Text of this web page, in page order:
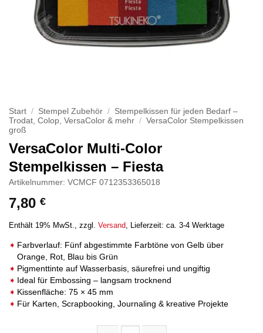
Start / Stempel Zubehör / Stempelkissen für jeden Bedarf –
Trodat, Colop, VersaColor & mehr / VersaColor Stempelkissen
groß
VersaColor Multi-Color
Stempelkissen – Fiesta
Artikelnummer: VCMCF 0712353365018
7,80 €
Enthält 19% MwSt. zzgl. Versand Lieferzeit: ca. 3-4 Werktage
Farbverlauf: Fünf abgestimmte Farbtöne von Gelb über
Orange, Rot, Blau bis Grün
Pigmenttinte auf Wasserbasis, säurefrei und ungiftig
Ideal für Embossing – langsam trocknend
Kissenfläche: 75 × 45 mm
Für Karten, Scrapbooking, Journaling & kreative Projekte